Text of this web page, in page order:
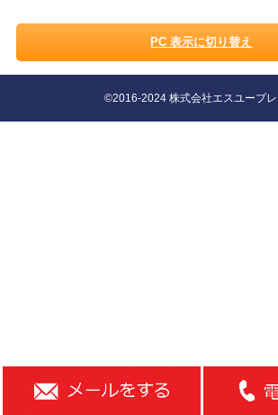
PC 表示に切り替え
©2016-2024 株式会社エスユープレ